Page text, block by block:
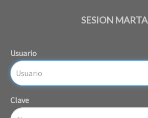
SESION MARTA
Usuario
Clave